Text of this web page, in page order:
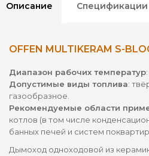
Описание Спецификации
OFFEN MULTIKERAM S-
Диапазон рабочих температур
Допустимые виды топлива:
газообразное.
Рекомендуемые области
котлов (в том числе
банных печей и систем
Дымоход одноходовой из